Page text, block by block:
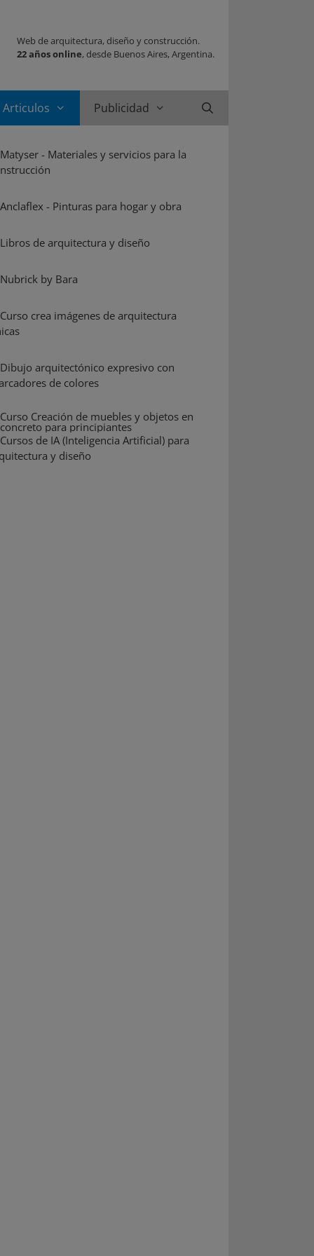
Web de arquitectura, diseño y construcción.
22 años online, desde Buenos Aires, Argentina.
Articulos Publicidad